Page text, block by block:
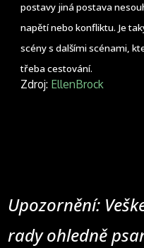
postavy jiná postava
napětí nebo konfliktu. Je
scény s dalšími scénami,
třeba cestování.
Zdroj: EllenBrock
Upozornění:
rady ohledně